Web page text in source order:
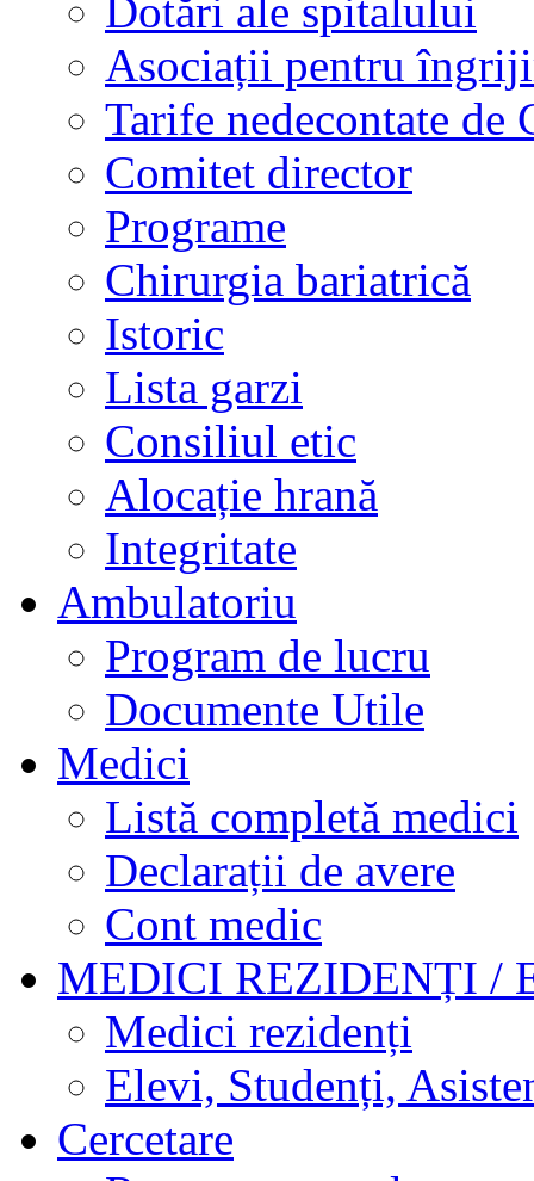
Dotări ale spitalului
Asociații pentru
Tarife nedecontate de
Comitet director
Programe
Chirurgia bariatrică
Istoric
Lista garzi
Consiliul etic
Alocație hrană
Integritate
Ambulatoriu
Program de lucru
Documente Utile
Medici
Listă completă medici
Declarații de avere
Cont medic
MEDICI REZIDENȚI /
Medici rezidenți
Elevi, Studenți,
Cercetare